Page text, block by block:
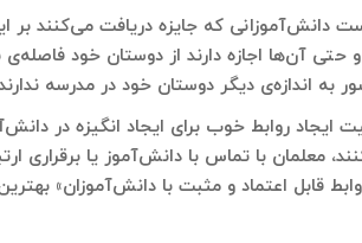
که جایزه دریافت می‌کنند بر
حتی آن‌ها اجازه دارند از دوستان خود
به اندازه‌ی دیگر دوستان خود در مدرسه
ایجاد روابط خوب برای ایجاد انگیزه در
معلمان با تماس با دانش‌آموز یا برقراری
قابل اعتماد و مثبت با دانش‌آموزان»